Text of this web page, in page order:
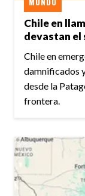
Chile en
devastan el
Chile en
damnificados
desde la
frontera.